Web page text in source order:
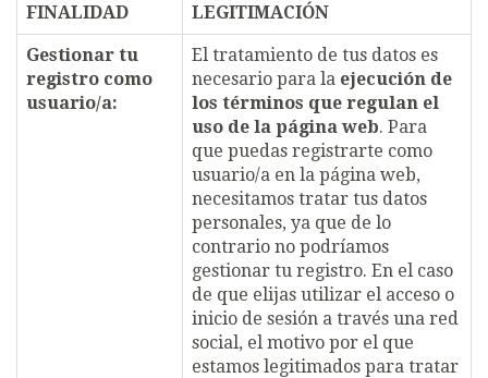
FINALIDAD LEGITIMACIÓN
Gestionar tu
registro como
usuario/a:
El tratamiento de tus datos es
necesario para la ejecución de
los términos que regulan el
uso de la página web. Para
que puedas registrarte como
usuario/a en la página web,
necesitamos tratar tus datos
personales, ya que de lo
contrario no podríamos
gestionar tu registro. En el caso
de que elijas utilizar el acceso o
inicio de sesión a través una red
social, el motivo por el que
estamos legitimados para tratar